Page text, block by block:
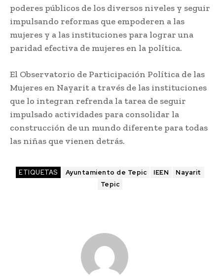
poderes públicos de los diversos niveles y seguir
impulsando reformas que empoderen a las
mujeres y a las instituciones para lograr una
paridad efectiva de mujeres en la política.
El Observatorio de Participación Política de las
Mujeres en Nayarit a través de las instituciones
que lo integran refrenda la tarea de seguir
impulsado actividades para consolidar la
construcción de un mundo diferente para todas
las niñas que vienen detrás.
ETIQUETAS Ayuntamiento de Tepic IEEN
Nayarit
Tepic